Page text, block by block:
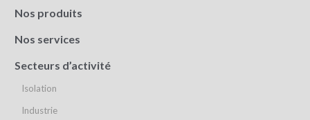
Nos produits
Nos services
Secteurs d’activité
Isolation
Industrie